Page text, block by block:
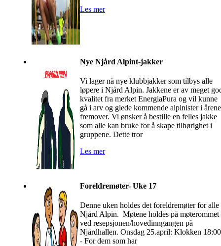
Les mer
Nye Njård Alpint-jakker
Vi lager nå nye klubbjakker som tilbys alle
løpere i Njård Alpin. Jakkene er av meget
kvalitet fra merket EnergiaPura og vil kunne
gå i arv og glede kommende alpinister i årene
fremover. Vi ønsker å bestille en felles jakke
som alle kan bruke for å skape tilhørighet i
gruppene. Dette tror
Les mer
Foreldremøter- Uke 17
Denne uken holdes det foreldremøter for alle
Njård Alpin. Møtene holdes på møterommet
ved resepsjonen/hovedinngangen på
Njårdhallen. Onsdag 25.april: Klokken 18:00
- For dem som har